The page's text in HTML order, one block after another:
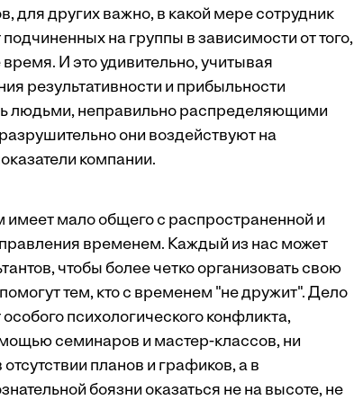
для других важно, в какой мере сотрудник
на группы в зависимости от того,
И это удивительно, учитывая
результативности и прибыльности
людьми, неправильно распределяющими
они воздействуют на
компании.
мало общего с распространенной и
временем. Каждый из нас может
чтобы более четко организовать свою
тем, кто с временем "не дружит". Дело
психологического конфликта,
семинаров и мастер-классов, ни
планов и графиков, а в
боязни оказаться не на высоте, не